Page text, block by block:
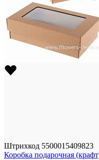
Штрихкод 5500015409823
Коробка подарочная